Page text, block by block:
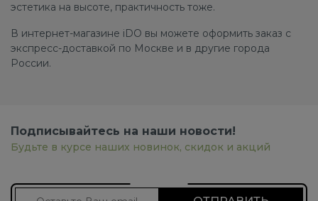
эстетика на высоте, практичность тоже.
В интернет-магазине iDO вы можете оформить заказ с
экспресс-доставкой по Москве и в другие города
России.
Подписывайтесь на наши новости!
Будьте в курсе наших новинок, скидок и акций